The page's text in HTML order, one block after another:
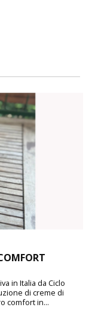
in Italia da Ciclo
di creme di
comfort in...